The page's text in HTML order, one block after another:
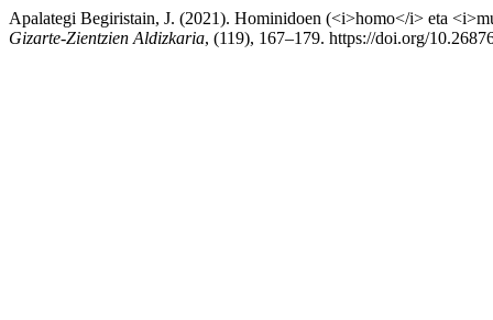
Apalategi Begiristain, J. (2021). Hominidoen (<i>homo</i> eta
Gizarte-Zientzien Aldizkaria, (119), 167–179. https://doi.org/